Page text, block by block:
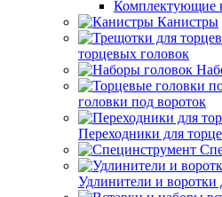
Комплектующие
Канистры
торцевых головок
головки под вороток
Переходники для
Удлинители и воротки